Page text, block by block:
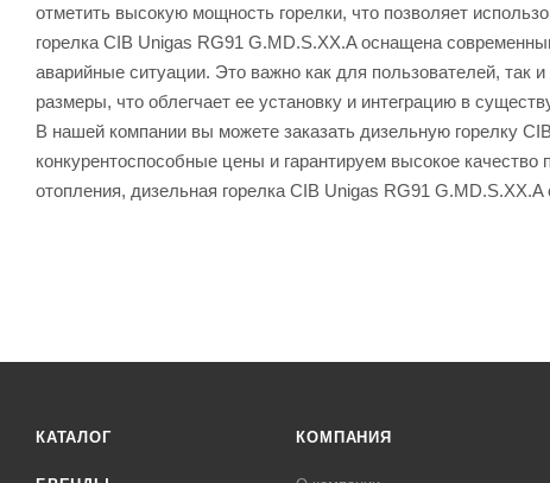
отметить высокую мощность горелки, что позволяет
горелка CIB Unigas RG91 G.MD.S.XX.A оснащена
аварийные ситуации. Это важно как для пользователей,
размеры, что облегчает ее установку и интеграцию в
В нашей компании вы можете заказать дизельную горелку
конкурентоспособные цены и гарантируем высокое
отопления, дизельная горелка CIB Unigas RG91
КАТАЛОГ КОМПАНИЯ